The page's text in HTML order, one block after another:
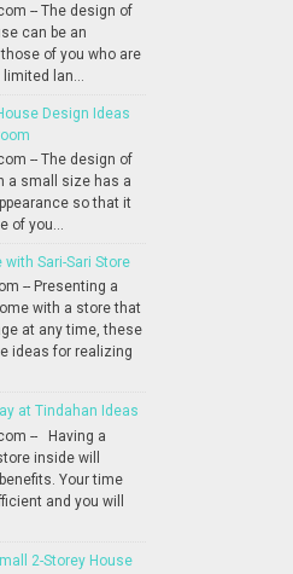
-- The design of
can be an
of you who are
lan...
Design Ideas
-- The design of
a small size has a
so that it
of you...
with Sari-Sari Store
-- Presenting a
with a store that
at any time, these
ideas for realizing
at Tindahan Ideas
-- Having a
inside will
Your time
and you will
2-Storey House